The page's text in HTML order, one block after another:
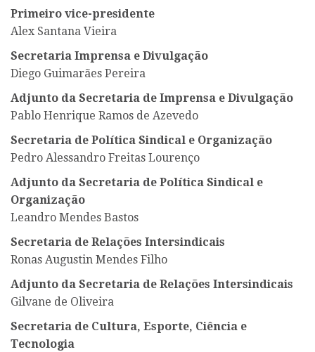
Primeiro vice-presidente
Alex Santana Vieira
Secretaria Imprensa e Divulgação
Diego Guimarães Pereira
Adjunto da Secretaria de Imprensa e Divulgação
Pablo Henrique Ramos de Azevedo
Secretaria de Política Sindical e Organização
Pedro Alessandro Freitas Lourenço
Adjunto da Secretaria de Política Sindical e
Organização
Leandro Mendes Bastos
Secretaria de Relações Intersindicais
Ronas Augustin Mendes Filho
Adjunto da Secretaria de Relações Intersindicais
Gilvane de Oliveira
Secretaria de Cultura, Esporte, Ciência e
Tecnologia